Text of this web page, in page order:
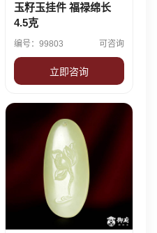
玉籽玉挂件 福禄绵长
4.5克
编号：99803 可咨询
立即咨询